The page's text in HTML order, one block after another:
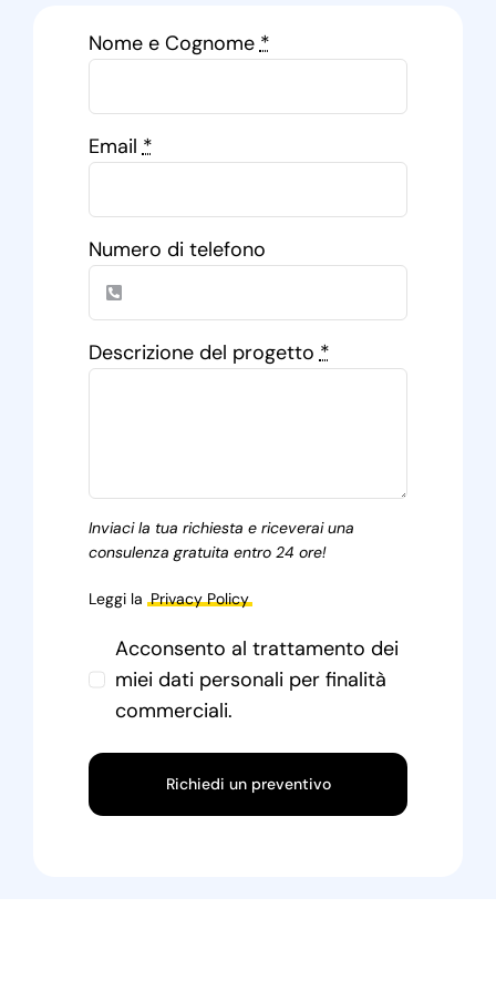
Nome e Cognome*
Email*
Numero di telefono
Descrizione del progetto*
Inviaci la tua richiesta e riceverai una
consulenza gratuita entro 24 ore!
Leggi la Privacy Policy
Acconsento al trattamento dei
miei dati personali per finalità
commerciali.
Richiedi un preventivo